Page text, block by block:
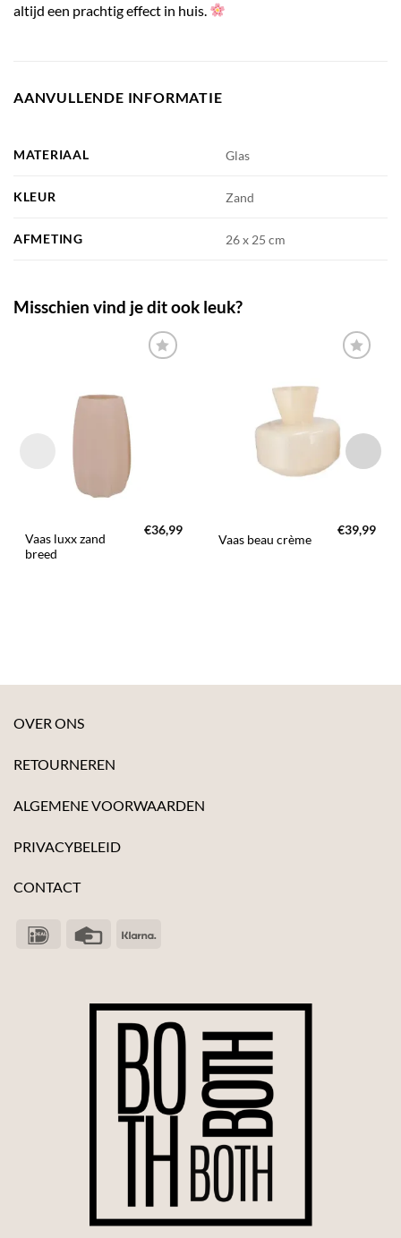
altijd een prachtig effect in huis.
AANVULLENDE INFORMATIE
MATERIAAL Glas
KLEUR Zand
AFMETING 26 x 25 cm
Misschien vind je dit ook leuk?
TOEVOEGEN
AAN JOUW
FAVORIETEN
Vaas luxx zand
breed
€36,99
TOEVOEGEN
AAN JOUW
FAVORIETEN
Vaas beau crème
€39,99
OVER ONS
RETOURNEREN
ALGEMENE VOORWAARDEN
PRIVACYBELEID
CONTACT